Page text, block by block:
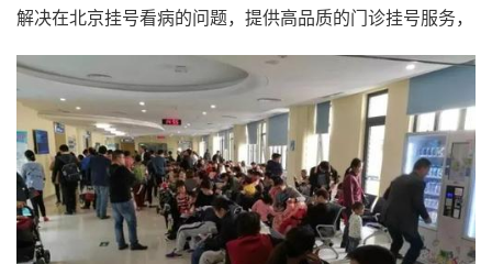
解决在北京挂号看病的问题，提供高品质的门诊挂号服务，